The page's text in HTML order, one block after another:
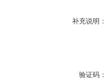
补充说明：
验证码：